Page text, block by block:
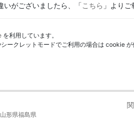
いがございましたら、「こちら 」よりご
を利用しています。
ークレットモードでご利用の場合は cookie
山形県福島県